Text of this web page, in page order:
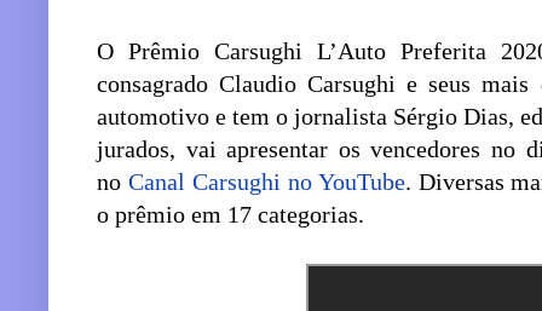
O Prêmio Carsughi L’Auto Preferita
consagrado Claudio Carsughi e seus
automotivo e tem o jornalista Sérgio Dias,
jurados, vai apresentar os vencedores no
no Canal Carsughi no YouTube. Diversas
o prêmio em 17 categorias.